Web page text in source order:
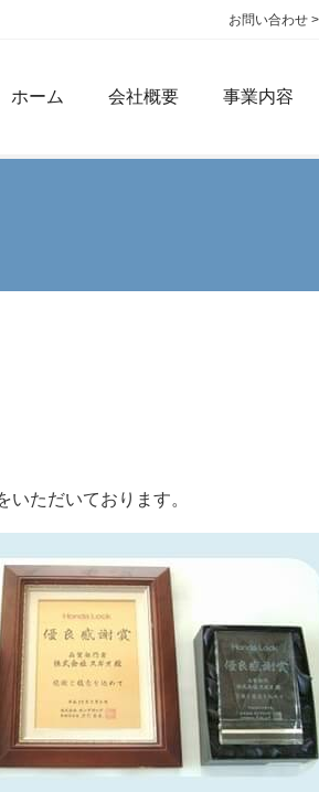
お問い合わせ >
ホーム 会社概要 事業内容
ただいております。